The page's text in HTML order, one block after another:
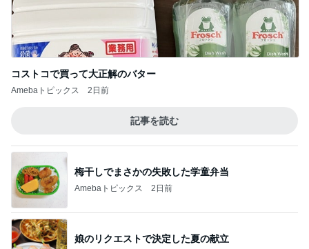
コストコで買って大正解のバター
Amebaトピックス 2日前
記事を読む
梅干しでまさかの失敗した学童弁当
Amebaトピックス 2日前
娘のリクエストで決定した夏の献立